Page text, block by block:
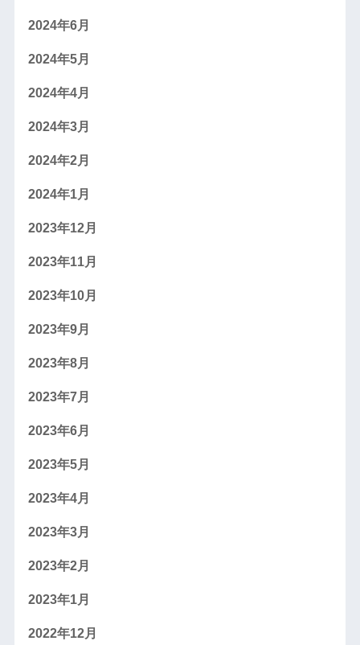
2024年6月
2024年5月
2024年4月
2024年3月
2024年2月
2024年1月
2023年12月
2023年11月
2023年10月
2023年9月
2023年8月
2023年7月
2023年6月
2023年5月
2023年4月
2023年3月
2023年2月
2023年1月
2022年12月